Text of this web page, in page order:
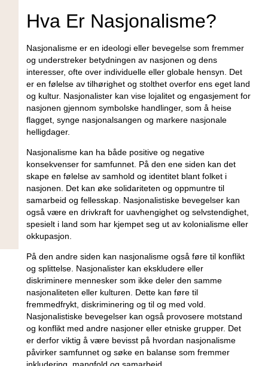
Hva Er Nasjonalisme?
Nasjonalisme er en⁢ ideologi eller bevegelse som fremmer
og understreker⁣ betydningen av ‌nasjonen ⁢og⁢ dens
interesser, ⁣ofte over ⁤individuelle ⁣eller globale hensyn. Det
er en følelse av⁤ tilhørighet og stolthet‌ overfor ens eget land
⁣og⁤ kultur. Nasjonalister kan ‍vise lojalitet‌ og ⁢engasjement ​for
nasjonen ⁣gjennom symbolske handlinger,‌ som å heise
flagget, synge nasjonalsangen ⁣og markere ‌nasjonale
helligdager.
Nasjonalisme kan ha både‍ positive og ​negative
konsekvenser for samfunnet. På den ene siden kan det
skape en⁢ følelse av samhold og identitet blant folket i
nasjonen. Det‌ kan øke solidariteten og oppmuntre til⁤
samarbeid og fellesskap. Nasjonalistiske ‌bevegelser​ kan
også være en drivkraft for uavhengighet og selvstendighet,
spesielt i land som har kjempet seg ut av kolonialisme⁢ eller
⁣okkupasjon.
På⁣ den andre siden kan nasjonalisme også føre til ⁣konflikt
og‍ splittelse. ⁢Nasjonalister kan ⁤ekskludere eller
‌diskriminere mennesker som ikke​ deler den samme​
nasjonaliteten eller‌ kulturen. Dette kan føre til
fremmedfrykt, diskriminering og til‍ og ⁢med vold.
Nasjonalistiske bevegelser kan også provosere motstand
og konflikt med ⁤andre nasjoner ⁢eller etniske grupper. Det
er derfor viktig å være bevisst på hvordan nasjonalisme
påvirker samfunnet og ‍søke en ‍balanse som ​fremmer